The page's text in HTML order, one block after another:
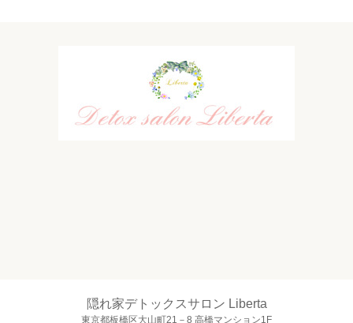
隠れ家デトックスサロン Liberta
東京都板橋区大山町21－8 高橋マンション1F